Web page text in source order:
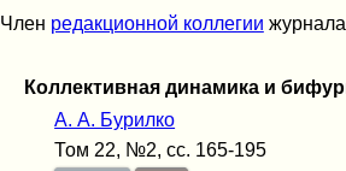
Член редакционной коллегии журнала
Коллективная динамика и
А. A. Бурилко
Том 22, №2, сс. 165-195